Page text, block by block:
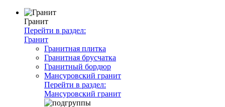
Гранит
Перейти в раздел:
Гранит
Гранитная плитка
Гранитная брусчатка
Гранитный бордюр
Мансуровский гранит
Перейти в раздел:
Мансуровский гранит